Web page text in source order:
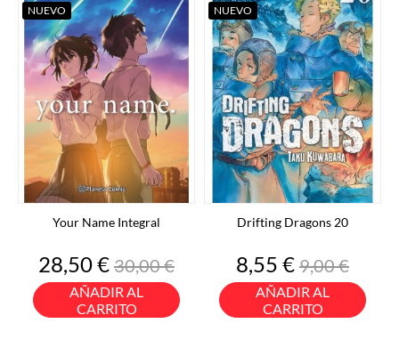
Your Name Integral
Precio
28,50 €Precio
base
30,00 €
AÑADIR AL
CARRITO
NUEVO
Drifting Dragons 20
Precio
8,55 €Precio
base
9,00 €
AÑADIR AL
CARRITO
NUEVO